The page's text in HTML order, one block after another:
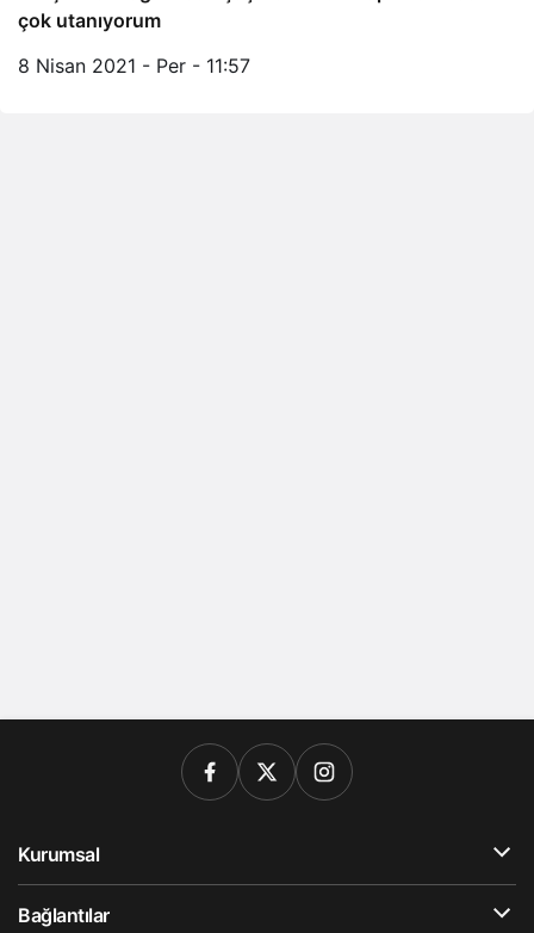
çok utanıyorum
8 Nisan 2021 - Per - 11:57
Kurumsal
Bağlantılar